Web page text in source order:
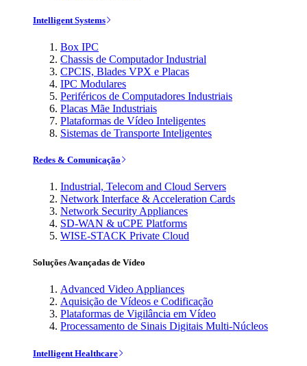
Intelligent Systems
Box IPC
Chassis de Computador Industrial
CPCIS, Blades VPX e Placas
IPC Modulares
Periféricos de Computadores Industriais
Placas Mãe Industriais
Plataformas de Vídeo Inteligentes
Sistemas de Transporte Inteligentes
Redes & Comunicação
Industrial, Telecom and Cloud Servers
Network Interface & Acceleration Cards
Network Security Appliances
SD-WAN & uCPE Platforms
WISE-STACK Private Cloud
Soluções Avançadas de Vídeo
Advanced Video Appliances
Aquisição de Vídeos e Codificação
Plataformas de Vigilância em Vídeo
Processamento de Sinais Digitais Multi-Núcleos
Intelligent Healthcare